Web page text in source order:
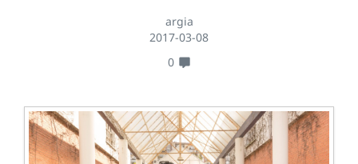
argia
2017-03-08
0